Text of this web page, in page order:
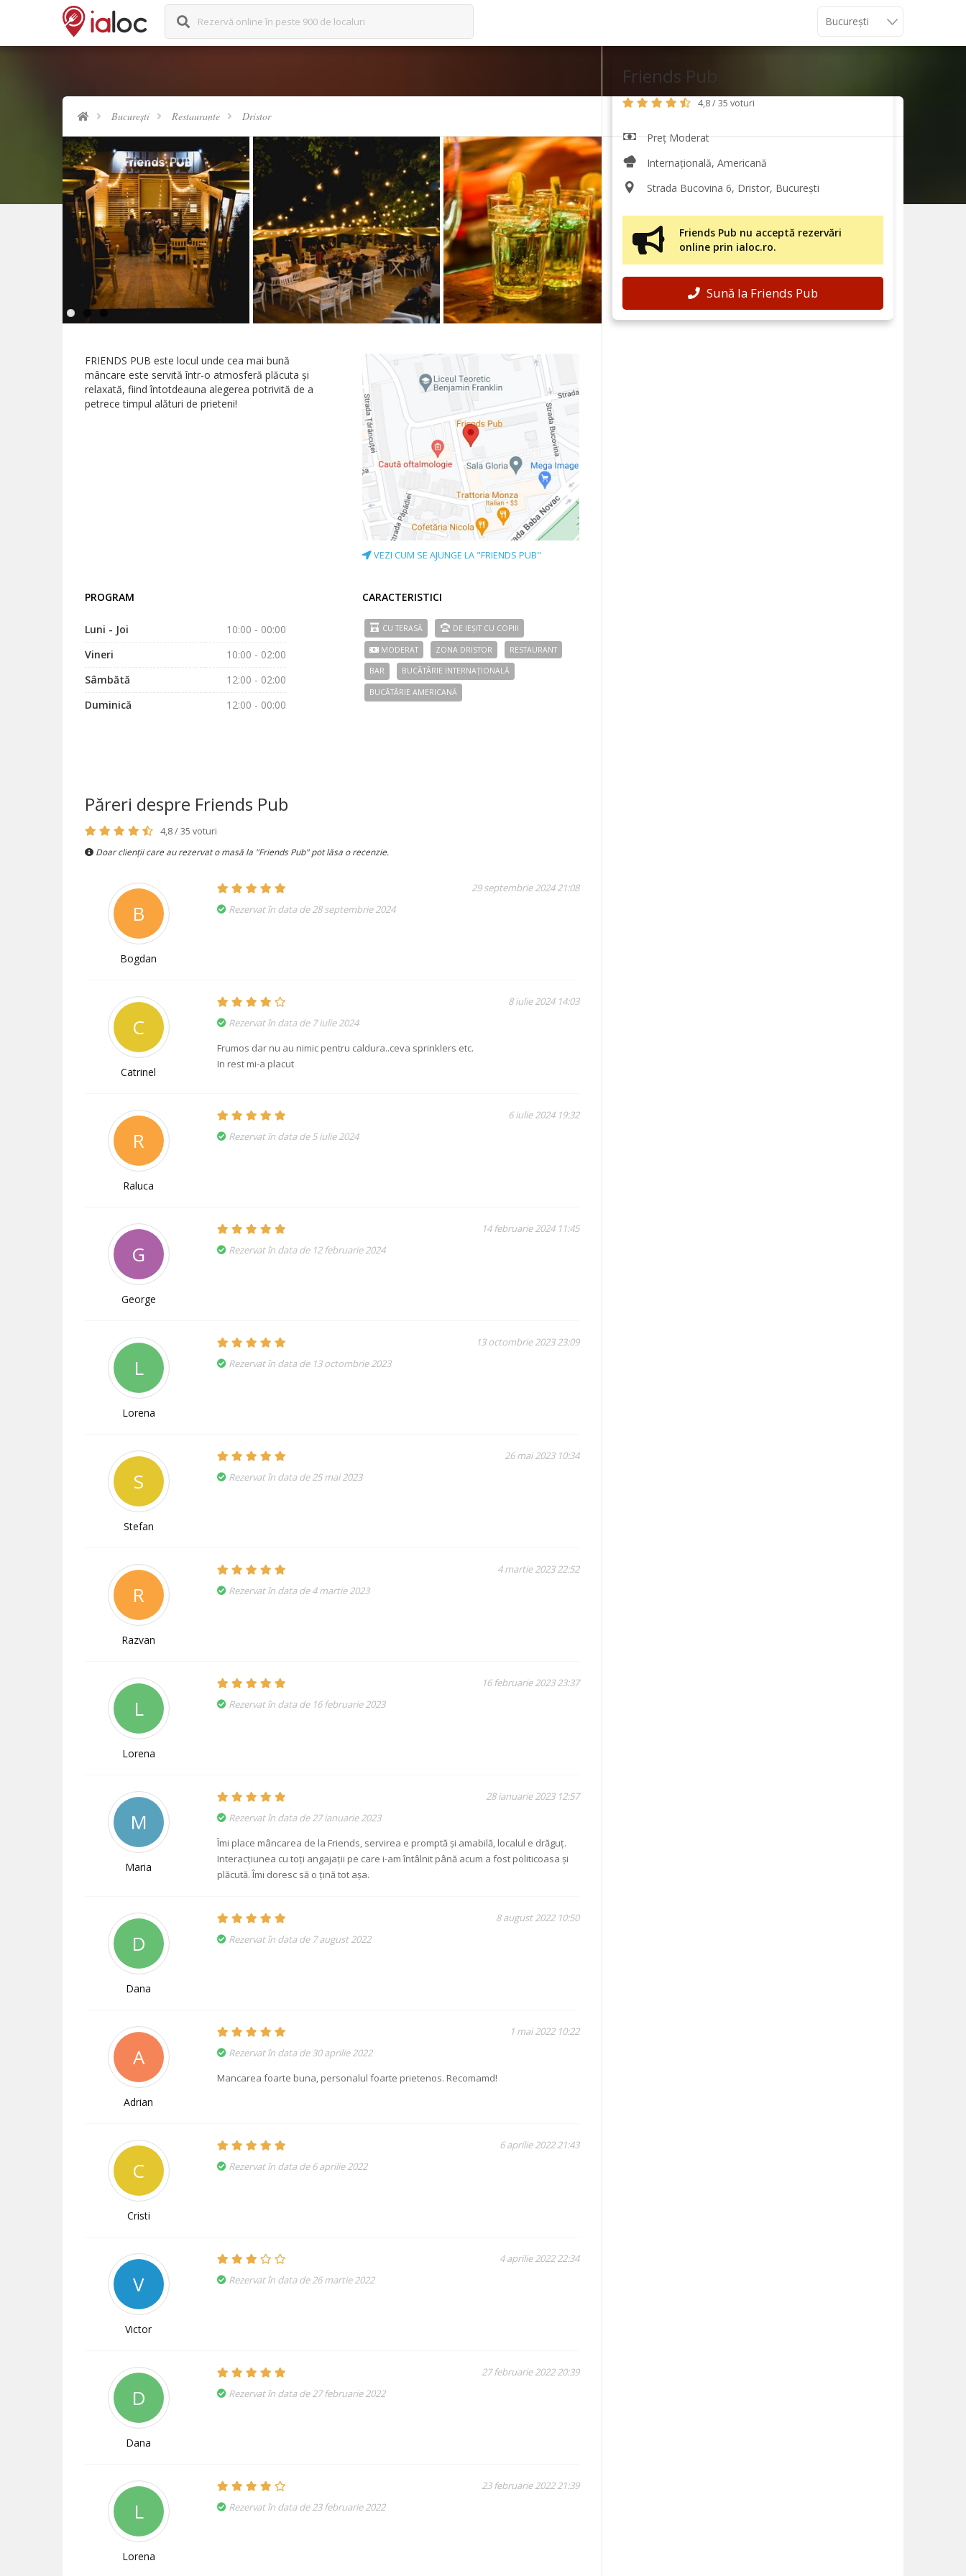
Rezervă online în peste 900 de localuri
București Restaurante Dristor
Friends Pub
4,8 / 35 voturi
Preț Moderat
Internațională, Americană
Strada Bucovina 6, Dristor, București
Friends Pub nu acceptă rezervări
online prin ialoc.ro.
Sună la Friends Pub
FRIENDS PUB este locul unde cea mai bună
mâncare este servită într-o atmosferă plăcuta și
relaxată, fiind întotdeauna alegerea potrivită de a
petrece timpul alături de prieteni!
VEZI CUM SE AJUNGE LA "FRIENDS PUB"
PROGRAM
Luni - Joi
10:00 - 00:00
Vineri
10:00 - 02:00
Sâmbătă
12:00 - 02:00
Duminică
12:00 - 00:00
CARACTERISTICI
CU TERASĂ DE IEȘIT CU COPIII
MODERAT ZONA DRISTOR RESTAURANT
BAR BUCÃTÃRIE INTERNAȚIONALĂ
BUCÃTÃRIE AMERICANĂ
Păreri despre Friends Pub
4,8 / 35 voturi
Doar clienții care au rezervat o masă la "Friends Pub" pot lăsa o recenzie.
B
Bogdan
29 septembrie 2024 21:08
Rezervat în data de 28 septembrie 2024
C
Catrinel
8 iulie 2024 14:03
Rezervat în data de 7 iulie 2024
Frumos dar nu au nimic pentru caldura..ceva sprinklers etc.
In rest mi-a placut
R
Raluca
6 iulie 2024 19:32
Rezervat în data de 5 iulie 2024
G
George
14 februarie 2024 11:45
Rezervat în data de 12 februarie 2024
L
Lorena
13 octombrie 2023 23:09
Rezervat în data de 13 octombrie 2023
S
Stefan
26 mai 2023 10:34
Rezervat în data de 25 mai 2023
R
Razvan
4 martie 2023 22:52
Rezervat în data de 4 martie 2023
L
Lorena
16 februarie 2023 23:37
Rezervat în data de 16 februarie 2023
M
Maria
28 ianuarie 2023 12:57
Rezervat în data de 27 ianuarie 2023
Îmi place mâncarea de la Friends, servirea e promptă și amabilă, localul e drăguț.
Interacțiunea cu toți angajații pe care i-am întâlnit până acum a fost politicoasa și
plăcută. Îmi doresc să o țină tot așa.
D
Dana
8 august 2022 10:50
Rezervat în data de 7 august 2022
A
Adrian
1 mai 2022 10:22
Rezervat în data de 30 aprilie 2022
Mancarea foarte buna, personalul foarte prietenos. Recomamd!
C
Cristi
6 aprilie 2022 21:43
Rezervat în data de 6 aprilie 2022
V
Victor
4 aprilie 2022 22:34
Rezervat în data de 26 martie 2022
D
Dana
27 februarie 2022 20:39
Rezervat în data de 27 februarie 2022
L
Lorena
23 februarie 2022 21:39
Rezervat în data de 23 februarie 2022